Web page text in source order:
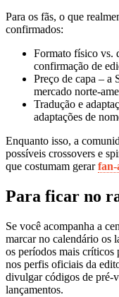
Para os fãs, o que
confirmados:
Formato físico vs.
confirmação de
Preço de capa – a
mercado
Tradução e
adaptações de
Enquanto isso, a
possíveis crossovers e
que costumam gerar
Para ficar no
Se você acompanha a
marcar no calendário os
os períodos mais críticos
nos perfis oficiais da
divulgar códigos de
lançamentos.